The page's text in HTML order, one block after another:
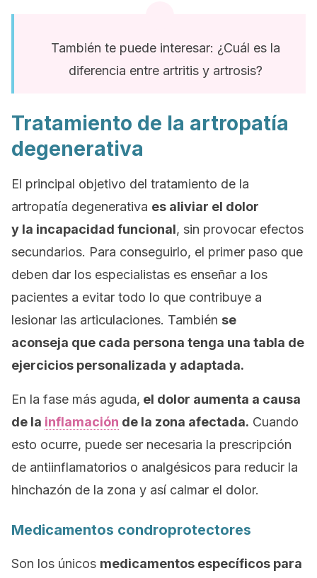
También te puede interesar: ¿Cuál es la
diferencia entre artritis y artrosis?
Tratamiento de la artropatía
degenerativa
El principal objetivo del tratamiento de la
artropatía degenerativa es aliviar el dolor
y la incapacidad funcional, sin provocar efectos
secundarios. Para conseguirlo, el primer paso que
deben dar los especialistas es enseñar a los
pacientes a evitar todo lo que contribuye a
lesionar las articulaciones. También se
aconseja que cada persona tenga una tabla de
ejercicios personalizada y adaptada.
En la fase más aguda, el dolor aumenta a causa
de la inflamación de la zona afectada. Cuando
esto ocurre, puede ser necesaria la prescripción
de antiinflamatorios o analgésicos para reducir la
hinchazón de la zona y así calmar el dolor.
Medicamentos condroprotectores
Son los únicos medicamentos específicos para